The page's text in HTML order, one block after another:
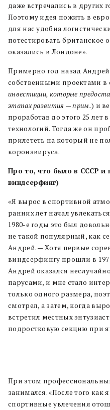
даже встречались в других
Поэтому идея пожить в
для нас удобна
потестировать британское
оказались в Лондоне».
Примерно год назад
собственными проектами в
инвестиции, которые
этапах развития — прим.) и
проработав до этого 25
технологий. Тогда же он
прилететь на который не
коронавируса.
Про то, что было в СССР и
виндсерфинг)
«Я вырос в спортивной
ранних лет начал
1980-е годы это был
не такой популярный, как
Андрей. — Хотя первые
виндсерфингу прошли в
Андрей оказался
парусами, и мне стало
только одного размера,
смотрел, а затем, когда
встретил местных
подростковую секцию при
При этом
занимался. «После того как
спортивные увлечения